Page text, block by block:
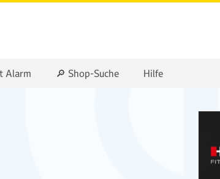
Alarm 🔎 Shop-Suche Hilfe